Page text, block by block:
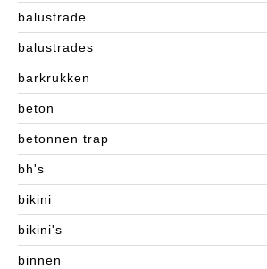
balustrade
balustrades
barkrukken
beton
betonnen trap
bh's
bikini
bikini's
binnen